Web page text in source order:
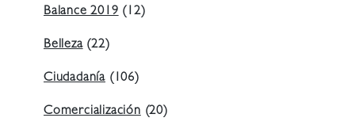
Balance 2019(12)
Belleza(22)
Ciudadanía (106)
Comercialización(20)